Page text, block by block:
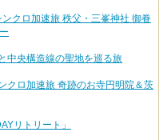
クロ加速旅 秩父・三峯神社 御眷
中央構造線の聖地を巡る旅
ロ加速旅 奇跡のお寺円明院＆茨
リトリート」